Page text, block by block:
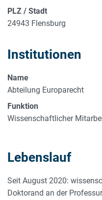
PLZ / Stadt
24943 Flensburg
Institutionen
Name
Abteilung Europarecht
Funktion
Wissenschaftlicher
Lebenslauf
Seit August 2020:
Doktorand an der